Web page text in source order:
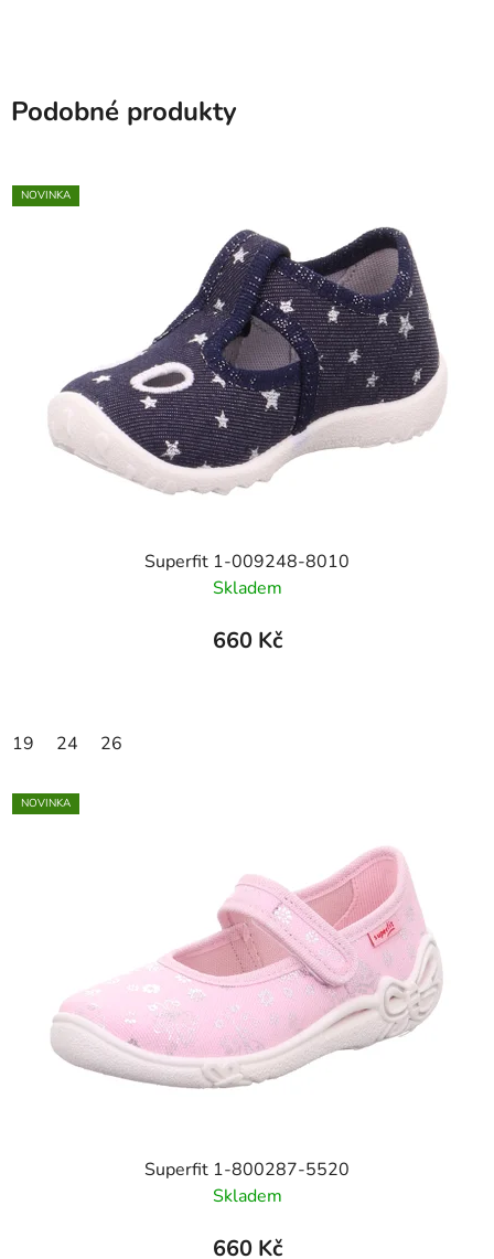
Podobné produkty
NOVINKA
Superfit 1-009248-8010
Skladem
660 Kč
19 24 26
NOVINKA
Superfit 1-800287-5520
Skladem
660 Kč